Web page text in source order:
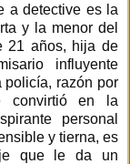
a detective es la
y la menor del
21 años, hija de
influyente
policía, razón por
convirtió en la
personal
y tierna, es
que le da un